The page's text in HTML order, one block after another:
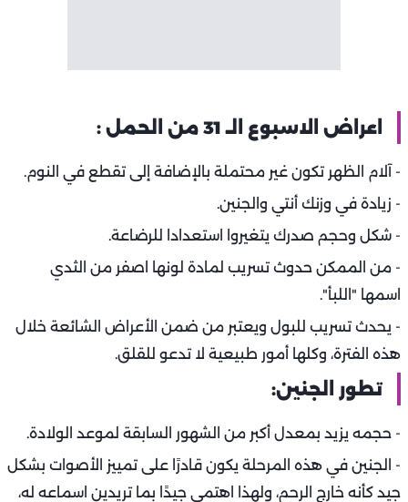
اعراض الاسبوع الـ 31 من الحمل :
- آلام الظهر تكون غير محتملة بالإضافة إلى تقطع في النوم.
- زيادة في وزنك أنتي والجنين.
- شكل وحجم صدرك يتغيروا استعدادا للرضاعة.
- من الممكن حدوث تسريب لمادة لونها اصفر من الثدي
اسمها "اللبأ".
- يحدث تسريب للبول ويعتبر من ضمن الأعراض الشائعة خلال
هذه الفترة، وكلها أمور طبيعية لا تدعو للقلق.
تطور الجنين:
- حجمه يزيد بمعدل أكبر من الشهور السابقة لموعد الولادة.
- الجنين في هذه المرحلة يكون قادرًا على تمييز الأصوات بشكل
جيد كأنه خارج الرحم، ولهذا اهتمي جيدًا بما تريدين اسماعه له،